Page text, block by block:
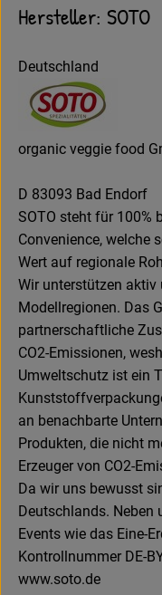
Hersteller: SOTO
Deutschland
organic veggie food
D 83093 Bad Endorf
SOTO steht für 100%
Convenience, welche
Wert auf regionale
Wir unterstützen aktiv
Modellregionen. Das
partnerschaftliche
CO2-Emissionen,
Umweltschutz ist ein
an benachbarte
Produkten, die nicht
Erzeuger von CO2-
Da wir uns bewusst
Deutschlands. Neben
Events wie das Eine-
Kontrollnummer DE-
www.soto.de